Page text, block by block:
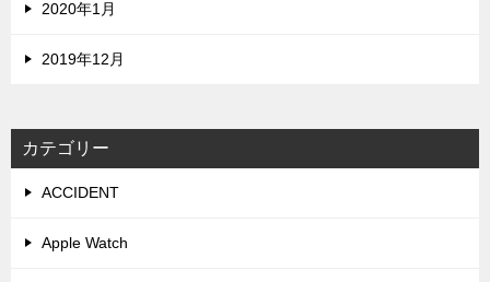
2020年1月
2019年12月
カテゴリー
ACCIDENT
Apple Watch